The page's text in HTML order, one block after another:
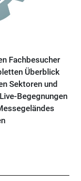
Fachbesucher
Überblick
Sektoren und
Begegnungen